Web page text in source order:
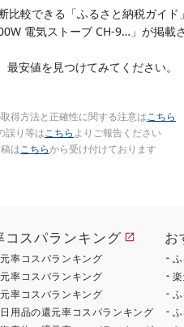
グ 1位 1万円以下 岩
盛岡市 東北 岩手 盛
shikoku001k
較できる「ふるさと納税ガイド
電気ストーブ CH-9…」が掲載
安値を見つけてみてください。
得方法と正確性に関する注意はこちら
誤り等はこちらよりご報告ください
はこちらから受け付けております
コスパランキング
率コスパランキング
率コスパランキング
率コスパランキング
用品の還元率コスパランキング
お